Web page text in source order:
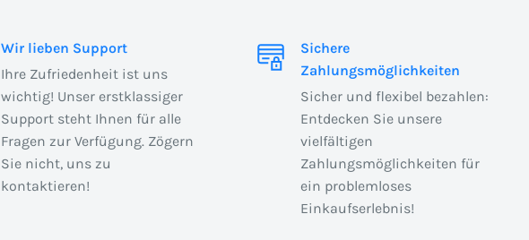
Wir lieben Support
Ihre Zufriedenheit ist uns
wichtig! Unser erstklassiger
Support steht Ihnen für alle
Fragen zur Verfügung. Zögern
Sie nicht, uns zu
kontaktieren!
Sichere
Zahlungsmöglichkeiten
Sicher und flexibel bezahlen:
Entdecken Sie unsere
vielfältigen
Zahlungsmöglichkeiten für
ein problemloses
Einkaufserlebnis!